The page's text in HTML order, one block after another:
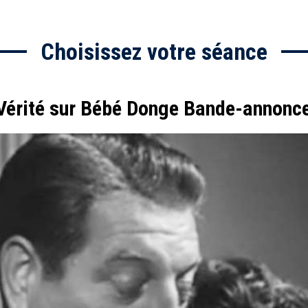
Choisissez votre séance
sur Bébé Donge Bande-